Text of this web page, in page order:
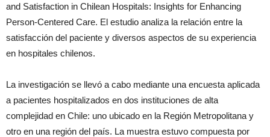
and Satisfaction in Chilean Hospitals: Insights for Enhancing
Person-Centered Care. El estudio analiza la relación entre la
satisfacción del paciente y diversos aspectos de su experiencia
en hospitales chilenos.
La investigación se llevó a cabo mediante una encuesta aplicada
a pacientes hospitalizados en dos instituciones de alta
complejidad en Chile: uno ubicado en la Región Metropolitana y
otro en una región del país. La muestra estuvo compuesta por